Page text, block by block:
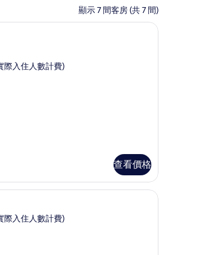
顯示 7 間客房 (共 7 間)
際入住人數計費)
查看價格
際入住人數計費)